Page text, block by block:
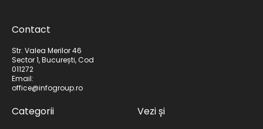
Contact
Str. Valea Merilor 46
Sector 1, București, Cod
011272
Email:
office@infogroup.ro
Categorii Vezi și